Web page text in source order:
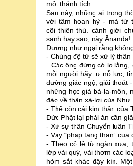
một thánh tích.
Sau này, những ai trong
với tâm hoan hỷ - mà từ
cõi thiện thú, cảnh giới
sanh hay sao, này Ānanda!
Dường như ngại rằng
- Chúng đệ tử sẽ xử lý
- Các ông đừng có lo lắng,
mỗi người hãy tự nỗ lực,
đường giác ngộ, giải thoát
những học giả bà-la-môn,
đáo về thân xá-lợi của Như
- Thế còn cái kim thân của
Đức Phật lại phải ân cần
- Xử sự thân Chuyển luân
- Vậy “pháp táng thân”
- Theo cổ lệ từ ngàn xưa,
lớp vải quý, vải thơm các
hòm sắt khác đậy kín.